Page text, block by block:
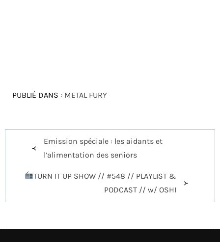
PUBLIÉ DANS : METAL FURY
Navigation
l’article
Emission spéciale : les aidants et
l’alimentation des seniors
TURN IT UP SHOW // #548 // PLAYLIST &
PODCAST // w/ OSHI